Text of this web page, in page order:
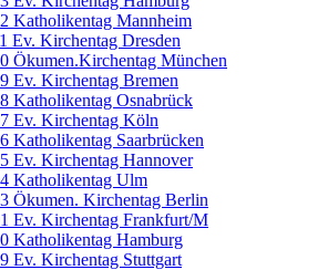
Katholikentag Mannheim
Ev. Kirchentag Dresden
Ökumen.Kirchentag München
Ev. Kirchentag Bremen
Katholikentag Osnabrück
Ev. Kirchentag Köln
Katholikentag Saarbrücken
Ev. Kirchentag Hannover
Katholikentag Ulm
Ökumen. Kirchentag Berlin
Ev. Kirchentag Frankfurt/M
Katholikentag Hamburg
Ev. Kirchentag Stuttgart